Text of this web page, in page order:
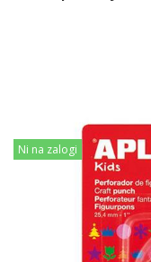
Ni na zalogi